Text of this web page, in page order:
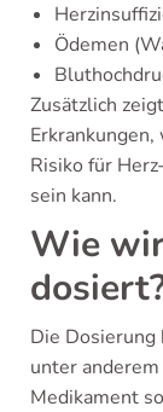
Ödemen
Zusätzlich
Risiko für
sein kann.
Wie
Die Dosierung
unter
Medikament